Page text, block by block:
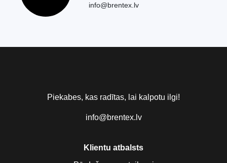
info@brentex.lv
Piekabes, kas radītas, lai kalpotu ilgi!
info@brentex.lv
Klientu atbalsts